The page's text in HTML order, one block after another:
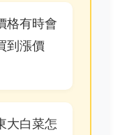
格有時會
到漲價
大白菜怎